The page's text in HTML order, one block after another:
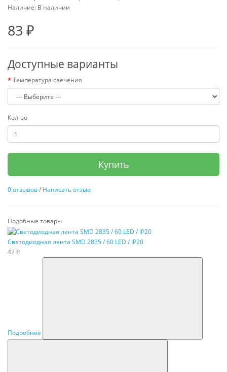
Наличие: В наличии
83 ₽
Доступные варианты
Температура свечения
Кол-во
Купить
0 отзывов/ Написать отзыв
Подобные товары
Светодиодная лента SMD 2835 / 60 LED / IP20
42 ₽
Подробнее